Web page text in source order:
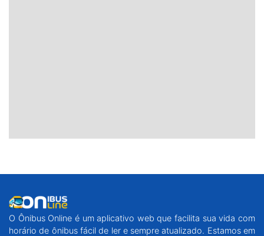
O Ônibus Online é um aplicativo web que facilita sua vida com
horário de ônibus fácil de ler e sempre atualizado. Estamos em